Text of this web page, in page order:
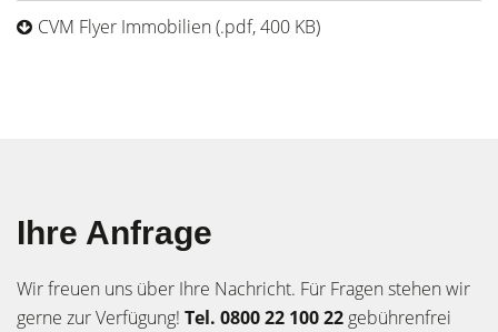
CVM Flyer Immobilien (.pdf, 400 KB)
Ihre Anfrage
Wir freuen uns über Ihre Nachricht. Für Fragen stehen wir
gerne zur Verfügung! Tel. 0800 22 100 22 gebührenfrei